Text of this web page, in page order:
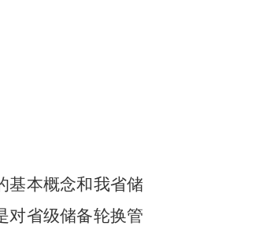
基本概念和我省储
对省级储备轮换管